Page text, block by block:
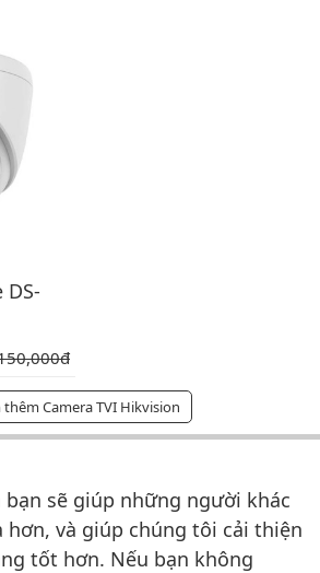
DS-
gốc:
thêm Camera TVI Hikvision
& Đánh giá
bạn sẽ giúp những người khác
hơn, và giúp chúng tôi cải thiện
tốt hơn. Nếu bạn không